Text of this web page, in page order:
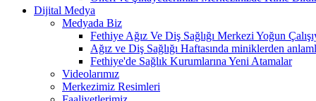
Dijital Medya
Medyada Biz
Fethiye Ağız Ve Diş Sağlığı Merkezi Yoğun
Ağız ve Diş Sağlığı Haftasında miniklerden
Fethiye'de Sağlık Kurumlarına Yeni Atamalar
Videolarımız
Merkezimiz Resimleri